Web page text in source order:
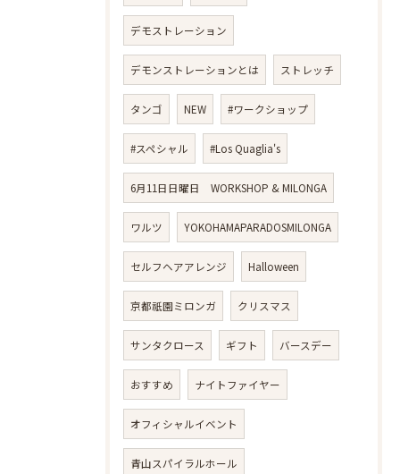
デモストレーション
デモンストレーションとは ストレッチ
タンゴ NEW #ワークショップ
#スペシャル #Los Quaglia's
6月11日日曜日 WORKSHOP & MILONGA
ワルツ YOKOHAMAPARADOSMILONGA
セルフヘアアレンジ Halloween
京都祇園ミロンガ クリスマス
サンタクロース ギフト バースデー
おすすめ ナイトファイヤー
オフィシャルイベント
青山スパイラルホール